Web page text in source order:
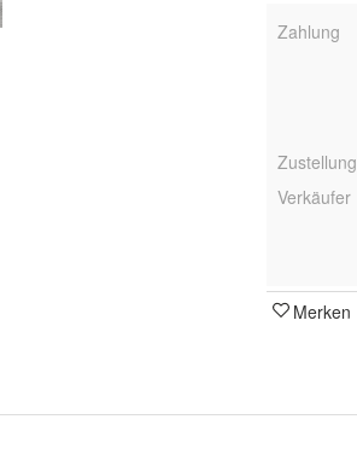
Zahlung
Zustellung
Verkäufer
Merken